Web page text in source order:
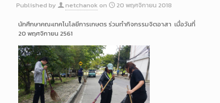
Published by netchanok on 20 พฤศจิกายน 2018
นักศึกษาคณะเทคโนโลยีการเกษตร ร่วมทำกิจกรรมจิตอาสา เมื่อวันที่
20 พฤศจิกายน 2561